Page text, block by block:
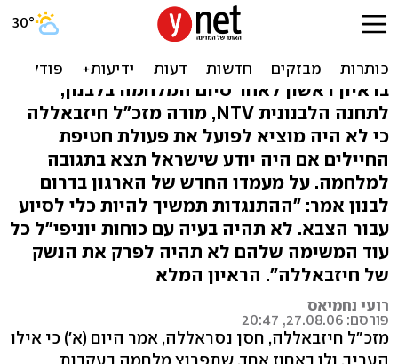
"לא היינו חוטפים חיילים, לו
ידענו שזו התגובה"
בראיון ראשון לאחר סיום המלחמה בלבנון,
לתחנה הלבנונית NTV, מודה מזכ"ל חיזבאללה
כי לא היה מוציא לפועל את פעולת חטיפת
החיילים אם היה יודע שישראל תצא בתגובה
למלחמה. על מעמדו החדש של הארגון בדרום
לבנון אמר: "ההתנגדות תמשיך להיות כלי לסיוע
עבור הצבא. לא תהיה בעיה עם כוחות יוניפי"ל כל
עוד המשימה שלהם לא תהיה לפרק את הנשק
של חיזבאללה". הראיון המלא
רועי נחמיאס
פורסם: 27.08.06, 20:47
מזכ"ל חיזבאללה, חסן נסראללה, אמר היום (א') כי אילו